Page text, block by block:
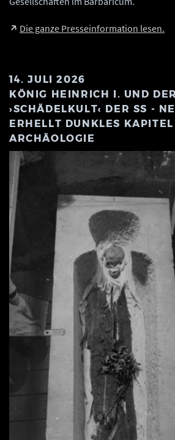
Die ganze Presseinformation lesen.
14. JULI 2026
KÖNIG HEINRICH I. UND DER
›SCHÄDELKULT‹ DER SS -
ERHELLT DUNKLES KAPITEL
ARCHÄOLOGIE